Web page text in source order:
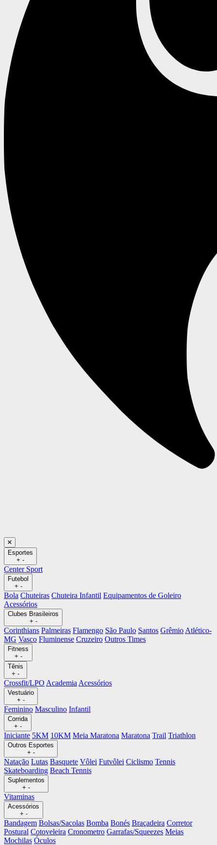
Esportes
+ -
Center Sport
Futebol
+ -
Bola Chuteiras Chuteira Infantil Equipamentos de Goleiro
Acessórios
Clubes Brasileiros
+ -
Corinthians Palmeiras Flamengo São Paulo Santos Grêmio Atlético-
MG Vasco Fluminense Cruzeiro Outros Times
Fitness
+ -
Tênis
+ -
Crossfit/LPO Academia Acessórios
Vestuário
+ -
Feminino Masculino Infantil
Corrida
+ -
Iniciante 5KM 10KM Meia Maratona Maratona Trail Triathlon
Outros Esportes
+ -
Natação Lutas Basquete Vôlei Futvôlei Ciclismo Tennis
Skateboarding Beach Tennis
Suplementos
+ -
Vitaminas
Acessórios
+ -
Bandagem Bolsas/Sacolas Bomba Bonés Braçadeira Corretor
Postural Cotoveleira Cronometro Garrafas/Squeezes Meias
Mochilas Óculos